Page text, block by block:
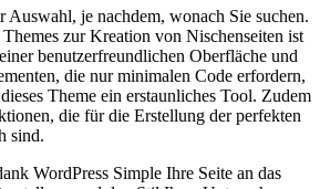
Auswahl, je nachdem, wonach Sie suchen.
Themes zur Kreation von Nischenseiten ist
benutzerfreundlichen Oberfläche und
die nur minimalen Code erfordern,
Theme ein erstaunliches Tool. Zudem
die für die Erstellung der perfekten
sind.
WordPress Simple Ihre Seite an das